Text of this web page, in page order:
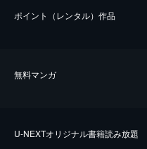
ポイント（レンタル）作品
無料マンガ
U-NEXTオリジナル書籍読み放題